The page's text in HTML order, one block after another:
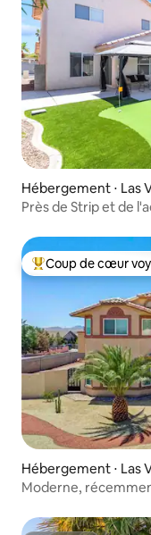
Hébergement ⋅ Las
Près de Strip et de
Coups de cœur
Coup de cœur
Hébergement ⋅ Las
Moderne,